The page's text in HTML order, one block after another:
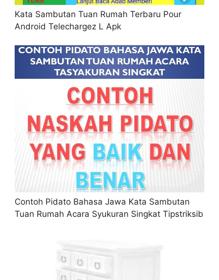
Kata Sambutan Tuan Rumah Terbaru Pour
Android Telechargez L Apk
Contoh Pidato Bahasa Jawa Kata Sambutan
Tuan Rumah Acara Syukuran Singkat Tipstriksib